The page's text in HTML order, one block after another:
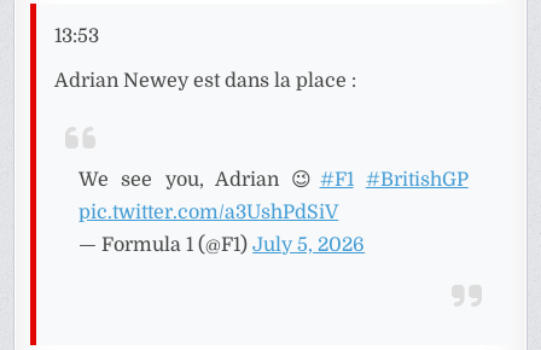
13:53
Adrian Newey est dans la place :
We see you, Adrian 😉 #F1 #BritishGP
pic.twitter.com/a3UshPdSiV
— Formula 1 (@F1)July 5, 2026